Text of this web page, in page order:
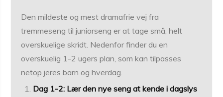
Den mildeste og mest dramafrie vej fra
tremmeseng til juniorseng er at tage små, helt
overskuelige skridt. Nedenfor finder du en
overskuelig 1-2 ugers plan, som kan tilpasses
netop jeres barn og hverdag.
Dag 1-2: Lær den nye seng at kende i dagslys